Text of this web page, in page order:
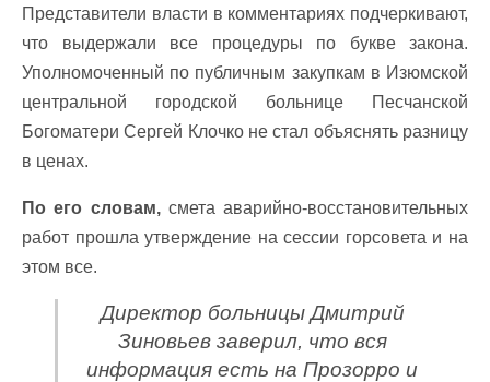
Представители власти в комментариях подчеркивают,
что выдержали все процедуры по букве закона.
Уполномоченный по публичным закупкам в Изюмской
центральной городской больнице Песчанской
Богоматери Сергей Клочко не стал объяснять разницу
в ценах.
По его словам,смета аварийно-восстановительных
работ прошла утверждение на сессии горсовета и на
этом все.
Директор больницы Дмитрий
Зиновьев заверил, что вся
информация есть на Прозорро и